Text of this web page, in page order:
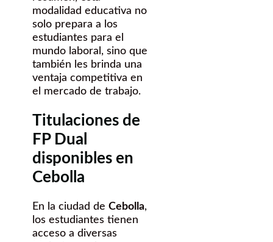
modalidad educativa no
solo prepara a los
estudiantes para el
mundo laboral, sino que
también les brinda una
ventaja competitiva en
el mercado de trabajo.
Titulaciones de
FP Dual
disponibles en
Cebolla
En la ciudad de Cebolla,
los estudiantes tienen
acceso a diversas